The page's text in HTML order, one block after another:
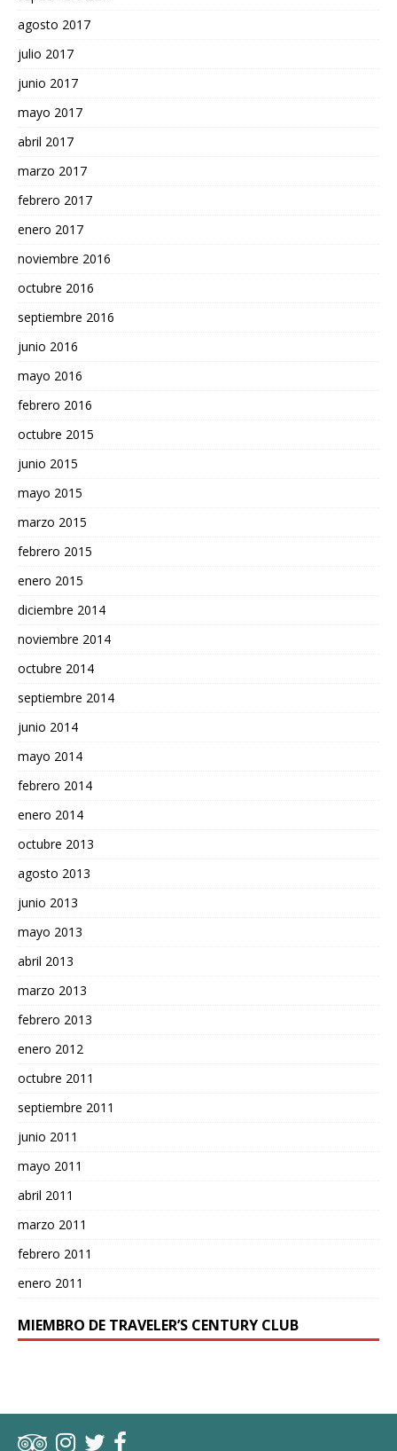
agosto 2017
julio 2017
junio 2017
mayo 2017
abril 2017
marzo 2017
febrero 2017
enero 2017
noviembre 2016
octubre 2016
septiembre 2016
junio 2016
mayo 2016
febrero 2016
octubre 2015
junio 2015
mayo 2015
marzo 2015
febrero 2015
enero 2015
diciembre 2014
noviembre 2014
octubre 2014
septiembre 2014
junio 2014
mayo 2014
febrero 2014
enero 2014
octubre 2013
agosto 2013
junio 2013
mayo 2013
abril 2013
marzo 2013
febrero 2013
enero 2012
octubre 2011
septiembre 2011
junio 2011
mayo 2011
abril 2011
marzo 2011
febrero 2011
enero 2011
MIEMBRO DE TRAVELER’S CENTURY CLUB